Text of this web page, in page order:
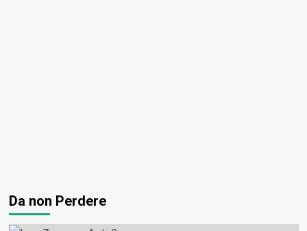
Da non Perdere